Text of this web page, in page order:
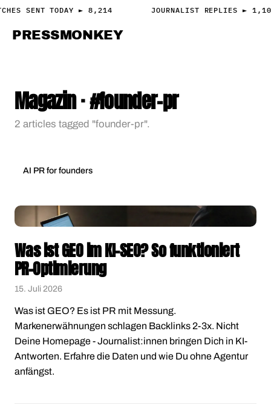
Magazin · #founder-pr
2 articles tagged "founder-pr".
AI PR for founders
Was ist GEO im KI-SEO? So funktioniert
PR-Optimierung
15. Juli 2026
Was ist GEO? Es ist PR mit Messung.
Markenerwähnungen schlagen Backlinks 2-3x. Nicht
Deine Homepage - Journalist:innen bringen Dich in KI-
Antworten. Erfahre die Daten und wie Du ohne Agentur
anfängst.
SENT TODAY ► 8,214 JOURNALIST REPLIES ►
PRESS MONKEY